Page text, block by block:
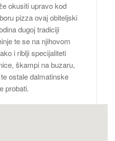
okusiti upravo kod
pizza ovaj obiteljski
dugoj tradiciji
te se na njihovom
i riblji specijaliteti
škampi na buzaru,
ostale dalmatinske
probati.